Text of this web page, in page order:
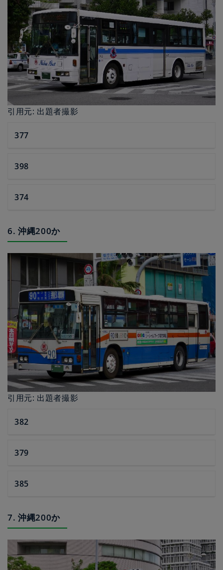
引用元: 出題者撮影
377
398
374
6. 沖縄200か
引用元: 出題者撮影
382
379
385
7. 沖縄200か